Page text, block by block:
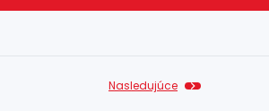
Nasledujúce